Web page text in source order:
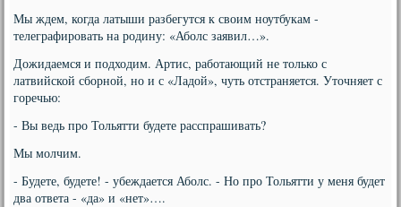
Мы ждем, когда латыши разбегутся к своим ноутбукам -
телеграфировать на родину: «Аболс заявил…».
Дожидаемся и подходим. Артис, работающий не только с
латвийской сборной, но и с «Ладой», чуть отстраняется. Уточняет с
горечью:
- Вы ведь про Тольятти будете расспрашивать?
Мы молчим.
- Будете, будете! - убеждается Аболс. - Но про Тольятти у меня будет
два ответа - «да» и «нет»….